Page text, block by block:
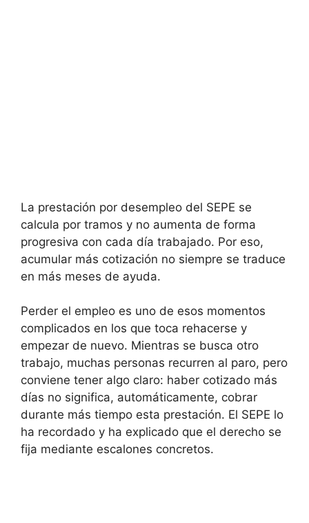
La prestación por desempleo del SEPE se
calcula por tramos y no aumenta de forma
progresiva con cada día trabajado. Por eso,
acumular más cotización no siempre se traduce
en más meses de ayuda.
Perder el empleo es uno de esos momentos
complicados en los que toca rehacerse y
empezar de nuevo. Mientras se busca otro
trabajo, muchas personas recurren al paro, pero
conviene tener algo claro: haber cotizado más
días no significa, automáticamente, cobrar
durante más tiempo esta prestación. El SEPE lo
ha recordado y ha explicado que el derecho se
fija mediante escalones concretos.